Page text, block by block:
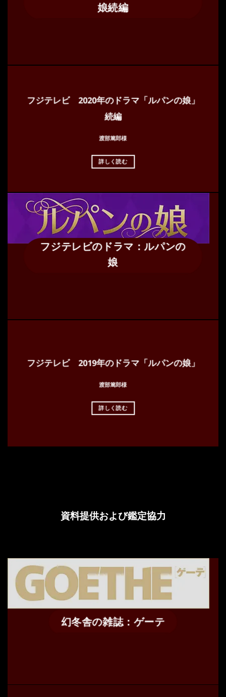
娘続編
フジテレビ 2020年のドラマ「ルパンの娘」
続編
渡部篤郎様
詳しく読む
フジテレビのドラマ：ルパンの
娘
フジテレビ 2019年のドラマ「ルパンの娘」
渡部篤郎様
詳しく読む
資料提供および鑑定協力
幻冬舎の雑誌：ゲーテ